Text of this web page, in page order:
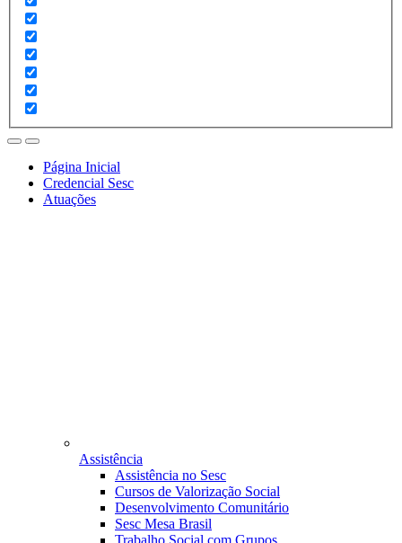
Página Inicial
Credencial Sesc
Atuações
Assistência
Assistência no Sesc
Cursos de Valorização Social
Desenvolvimento Comunitário
Sesc Mesa Brasil
Trabalho Social com Grupos